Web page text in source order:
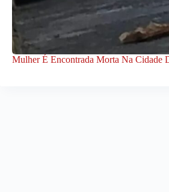
Mulher É Encontrada Morta Na Cidade